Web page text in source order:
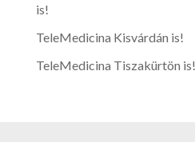
is!
TeleMedicina Kisvárdán is!
TeleMedicina Tiszakürtön is!